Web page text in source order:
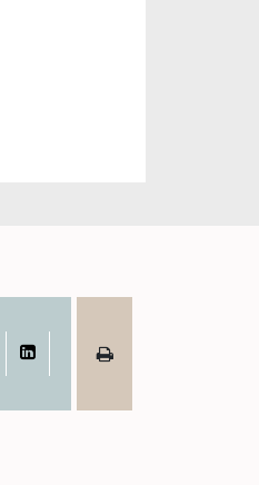
WhatsAppLinkedIn